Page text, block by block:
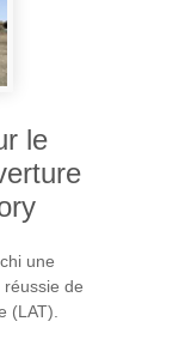
le
une
de
(LAT).